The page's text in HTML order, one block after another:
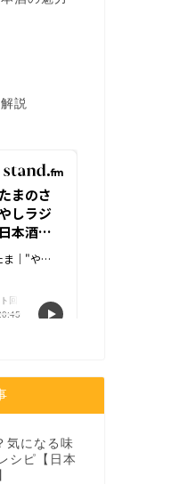
説
気になる味
シピ【日本